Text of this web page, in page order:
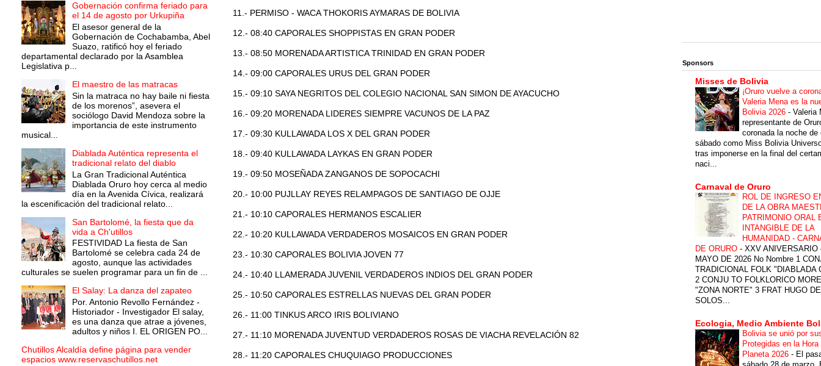
11.- PERMISO - WACA THOKORIS AYMARAS DE BOLIVIA
12.- 08:40 CAPORALES SHOPPISTAS EN GRAN PODER
13.- 08:50 MORENADA ARTISTICA TRINIDAD EN GRAN PODER
14.- 09:00 CAPORALES URUS DEL GRAN PODER
15.- 09:10 SAYA NEGRITOS DEL COLEGIO NACIONAL SAN SIMON DE AYACUCHO
16.- 09:20 MORENADA LIDERES SIEMPRE VACUNOS DE LA PAZ
17.- 09:30 KULLAWADA LOS X DEL GRAN PODER
18.- 09:40 KULLAWADA LAYKAS EN GRAN PODER
19.- 09:50 MOSEÑADA ZANGANOS DE SOPOCACHI
20.- 10:00 PUJLLAY REYES RELAMPAGOS DE SANTIAGO DE OJJE
21.- 10:10 CAPORALES HERMANOS ESCALIER
22.- 10:20 KULLAWADA VERDADEROS MOSAICOS EN GRAN PODER
23.- 10:30 CAPORALES BOLIVIA JOVEN 77
24.- 10:40 LLAMERADA JUVENIL VERDADEROS INDIOS DEL GRAN PODER
25.- 10:50 CAPORALES ESTRELLAS NUEVAS DEL GRAN PODER
26.- 11:00 TINKUS ARCO IRIS BOLIVIANO
27.- 11:10 MORENADA JUVENTUD VERDADEROS ROSAS DE VIACHA REVELACIÓN 82
28.- 11:20 CAPORALES CHUQUIAGO PRODUCCIONES
Gobernación confirma feriado para
el 14 de agosto por Urkupiña
El asesor general de la
Gobernación de Cochabamba, Abel
Suazo, ratificó hoy el feriado
departamental declarado por la Asamblea
Legislativa p...
El maestro de las matracas
Sin la matraca no hay baile ni fiesta
de los morenos”, asevera el
sociólogo David Mendoza sobre la
importancia de este instrumento
musical...
Diablada Auténtica representa el
tradicional relato del diablo
La Gran Tradicional Auténtica
Diablada Oruro hoy cerca al medio
día en la Avenida Cívica, realizará
la escenificación del tradicional relato...
San Bartolomé, la fiesta que da
vida a Ch'utillos
FESTIVIDAD La fiesta de San
Bartolomé se celebra cada 24 de
agosto, aunque las actividades
culturales se suelen programar para un fin de ...
El Salay: La danza del zapateo
Por. Antonio Revollo Fernández -
Historiador - Investigador El salay,
es una danza que atrae a jóvenes,
adultos y niños I. EL ORIGEN PO...
Chutillos Alcaldía define página para vender
espacios www.reservaschutillos.net
Sponsors
Misses de Bolivia
¡Oruro vuelve a
Valeria Mena es la
Bolivia 2026 - Valeria
representante de
coronada la noche de
sábado como Miss Bolivia
tras imponerse en la final del
naci...
Carnaval de Oruro
ROL DE INGRESO
DE LA OBRA
PATRIMONIO ORAL
INTANGIBLE DE LA
HUMANIDAD -
DE ORURO - XXV ANIVERSARIO
MAYO DE 2026 No Nombre 1
TRADICIONAL FOLK "DIABLADA
2 CONJU TO FOLKLORICO
"ZONA NORTE" 3 FRAT HUGO
SOLOS...
Ecologia, Medio Ambiente
Bolivia se unió por
Protegidas en la Hora
Planeta 2026 - El